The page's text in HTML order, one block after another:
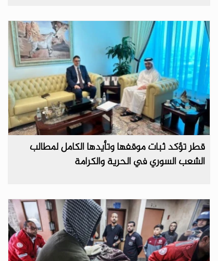
قطر تؤكد ثبات موقفها وتأيدها الكامل لمطالب
الشعب السوري في الحرية والكرامة